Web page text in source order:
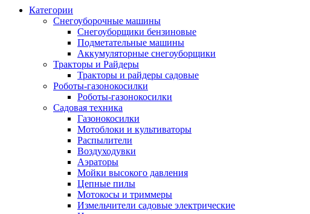
Категории
Снегоуборочные машины
Снегоуборщики бензиновые
Подметательные машины
Аккумуляторные снегоуборщики
Тракторы и Райдеры
Тракторы и райдеры садовые
Роботы-газонокосилки
Роботы-газонокосилки
Садовая техника
Газонокосилки
Мотоблоки и культиваторы
Распылители
Воздуходувки
Аэраторы
Мойки высокого давления
Цепные пилы
Мотокосы и триммеры
Измельчители садовые электрические